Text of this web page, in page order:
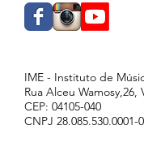
IME - Instituto de
Rua Alceu Wamosy,26,
CEP: 04105-040
CNPJ 28.085.530.0001-